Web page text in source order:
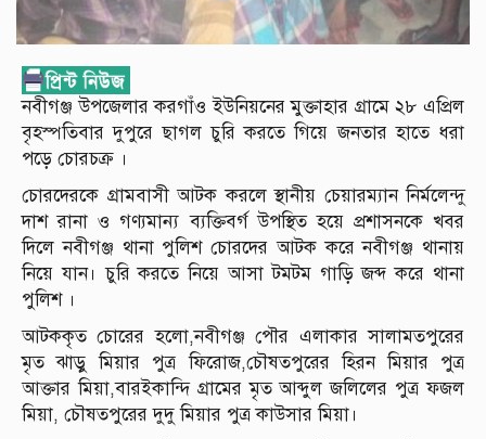
নবীগঞ্জ উপজেলার করগাঁও ইউনিয়নের মুক্তাহার গ্রামে ২৮ এপ্রিল
বৃহস্পতিবার দুপুরে ছাগল চুরি করতে গিয়ে জনতার হাতে ধরা
পড়ে চোরচক্র ।
চোরদেরকে গ্রামবাসী আটক করলে স্থানীয় চেয়ারম্যান নির্মলেন্দু
দাশ রানা ও গণ্যমান্য ব্যক্তিবর্গ উপস্থিত হয়ে প্রশাসনকে খবর
দিলে নবীগঞ্জ থানা পুলিশ চোরদের আটক করে নবীগঞ্জ থানায়
নিয়ে যান। চুরি করতে নিয়ে আসা টমটম গাড়ি জব্দ করে থানা
পুলিশ ।
আটককৃত চোরের হলো,নবীগঞ্জ পৌর এলাকার সালামতপুরের
মৃত ঝাড়ু মিয়ার পুত্র ফিরোজ,চৌষতপুরের হিরন মিয়ার পুত্র
আক্তার মিয়া,বারইকান্দি গ্রামের মৃত আব্দুল জলিলের পুত্র ফজল
মিয়া, চৌষতপুরের দুদু মিয়ার পুত্র কাউসার মিয়া।